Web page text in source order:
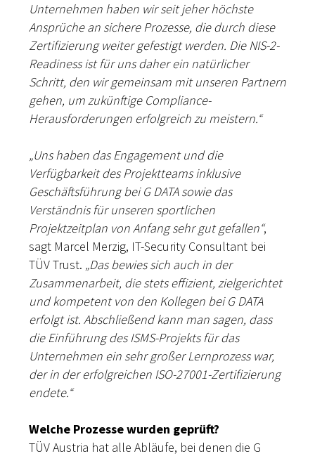
Unternehmen haben wir seit jeher höchste
Ansprüche an sichere Prozesse, die durch diese
Zertifizierung weiter gefestigt werden. Die NIS-2-
Readiness ist für uns daher ein natürlicher
Schritt, den wir gemeinsam mit unseren Partnern
gehen, um zukünftige Compliance-
Herausforderungen erfolgreich zu meistern.“
„Uns haben das Engagement und die
Verfügbarkeit des Projektteams inklusive
Geschäftsführung bei G DATA sowie das
Verständnis für unseren sportlichen
Projektzeitplan von Anfang sehr gut gefallen“,
sagt Marcel Merzig, IT-Security Consultant bei
TÜV Trust. „Das bewies sich auch in der
Zusammenarbeit, die stets effizient, zielgerichtet
und kompetent von den Kollegen bei G DATA
erfolgt ist. Abschließend kann man sagen, dass
die Einführung des ISMS-Projekts für das
Unternehmen ein sehr großer Lernprozess war,
der in der erfolgreichen ISO-27001-Zertifizierung
endete.“
Welche Prozesse wurden geprüft?
TÜV Austria hat alle Abläufe, bei denen die G